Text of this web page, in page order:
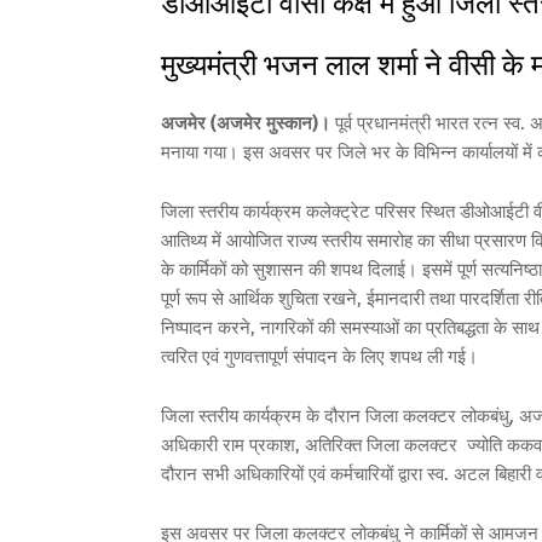
मुख्यमंत्री भजन लाल शर्मा ने वीसी के
अजमेर (अजमेर मुस्कान)। पूर्व प्रधानमंत्री भारत रत्न
मनाया गया। इस अवसर पर जिले भर के विभिन्न कार्यालयों में
जिला स्तरीय कार्यक्रम कलेक्ट्रेट परिसर स्थित डीओआईटी
आतिथ्य में आयोजित राज्य स्तरीय समारोह का सीधा
के कार्मिकों को सुशासन की शपथ दिलाई। इसमें पूर्ण
पूर्ण रूप से आर्थिक शुचिता रखने, ईमानदारी तथा पारदर्शिता
निष्पादन करने, नागरिकों की समस्याओं का प्रतिबद्धता के
त्वरित एवं गुणवत्तापूर्ण संपादन के लिए शपथ ली गई।
जिला स्तरीय कार्यक्रम के दौरान जिला कलक्टर लोकबंधु,
अधिकारी राम प्रकाश, अतिरिक्त जिला कलक्टर ज्योति
दौरान सभी अधिकारियों एवं कर्मचारियों द्वारा स्व. अटल
इस अवसर पर जिला कलक्टर लोकबंधु ने कार्मिकों से आमजन से